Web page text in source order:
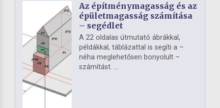
Az építménymagasság és az
épületmagasság számítása
– segédlet
A 22 oldalas útmutató ábrákkal,
példákkal, táblázattal is segíti a –
néha meglehetősen bonyolult –
számítást. ...